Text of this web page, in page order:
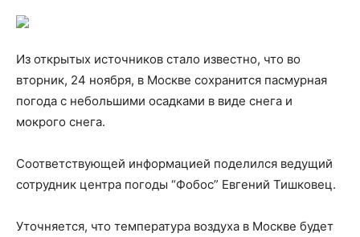
Из открытых источников стало известно, что во
вторник, 24 ноября, в Москве сохранится пасмурная
погода с небольшими осадками в виде снега и
мокрого снега.
Соответствующей информацией поделился ведущий
сотрудник центра погоды “Фобос” Евгений Тишковец.
Уточняется, что температура воздуха в Москве будет